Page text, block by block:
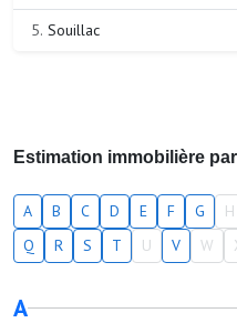
5. Souillac
Estimation immobilière
A B C D E F G H
Q
R S T U V W
A